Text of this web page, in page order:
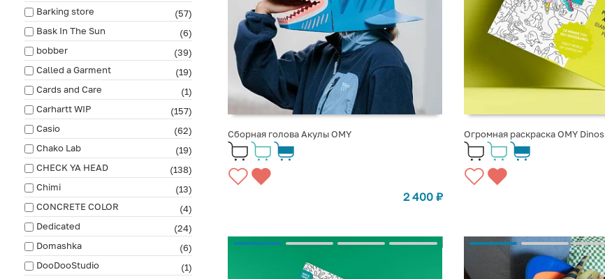
Barking store
(57)
Bask In The Sun
(6)
bobber
(39)
Called a Garment
(19)
Cards and Care
(1)
Carhartt WIP
(157)
Casio
(62)
Chako Lab
(19)
CHECK YA HEAD
(138)
Chimi
(13)
CONCRETE COLOR
(4)
Dedicated
(24)
Domashka
(6)
DooDooStudio
(1)
Сборная голова Акулы OMY
2 400 ₽
Огромная раскраска OMY Dinos